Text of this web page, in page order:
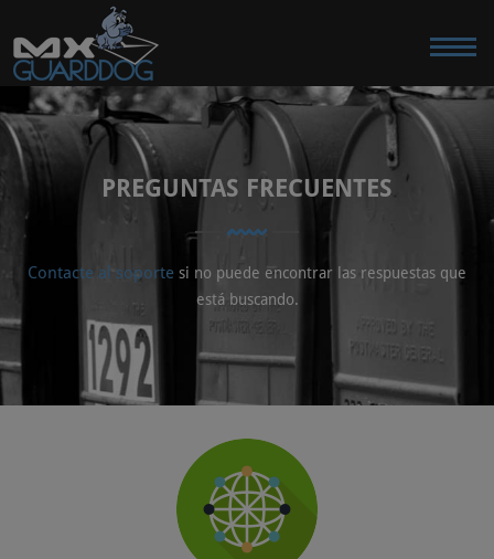
PREGUNTAS FRECUENTES
Contacte al soporte si no puede encontrar las respuestas que
está buscando.